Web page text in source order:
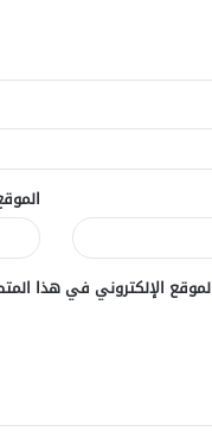
الإلكتروني في هذا